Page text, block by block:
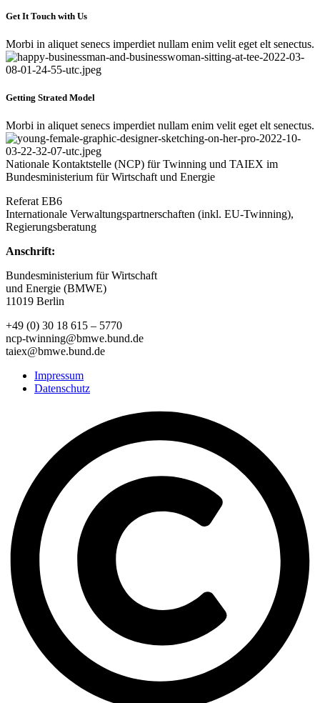
Get It Touch with Us
Morbi in aliquet senecs imperdiet nullam enim velit eget elt senectus.
Getting Strated Model
Morbi in aliquet senecs imperdiet nullam enim velit eget elt senectus.
Nationale Kontaktstelle (NCP) für Twinning und TAIEX im
Bundesministerium für Wirtschaft und Energie
Referat EB6
Internationale Verwaltungspartnerschaften (inkl. EU-Twinning),
Regierungsberatung
Anschrift:
Bundesministerium für Wirtschaft
und Energie (BMWE)
11019 Berlin
+49 (0) 30 18 615 – 5770
ncp-twinning@bmwe.bund.de
taiex@bmwe.bund.de
Impressum
Datenschutz